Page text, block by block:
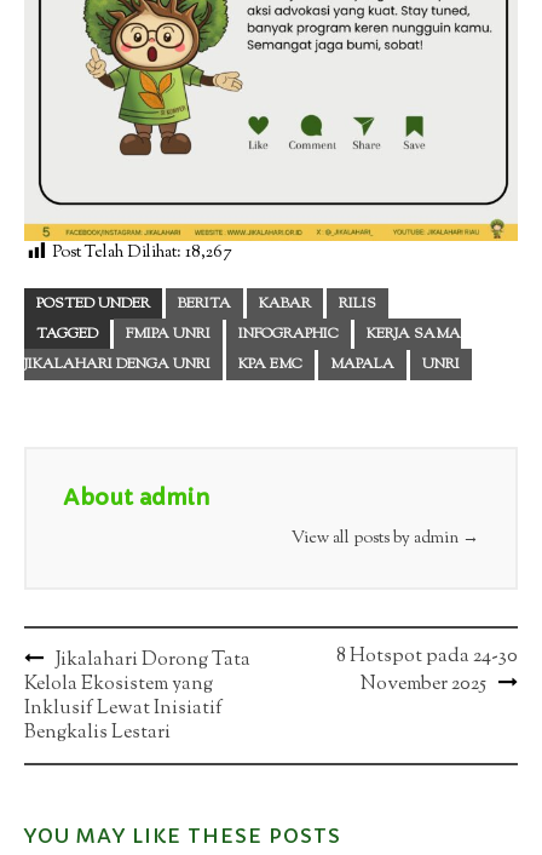
Post Telah Dilihat: 18,267
POSTED UNDER BERITA KABAR
RILIS
TAGGED
FMIPA UNRI INFOGRAPHIC
KERJA SAMA
JIKALAHARI DENGA UNRI
KPA EMC MAPALA UNRI
About admin
View all posts by admin →
Post
navigation
Jikalahari Dorong Tata
Kelola Ekosistem yang
Inklusif Lewat Inisiatif
Bengkalis Lestari
8 Hotspot pada 24-30
November 2025
YOU MAY LIKE THESE POSTS